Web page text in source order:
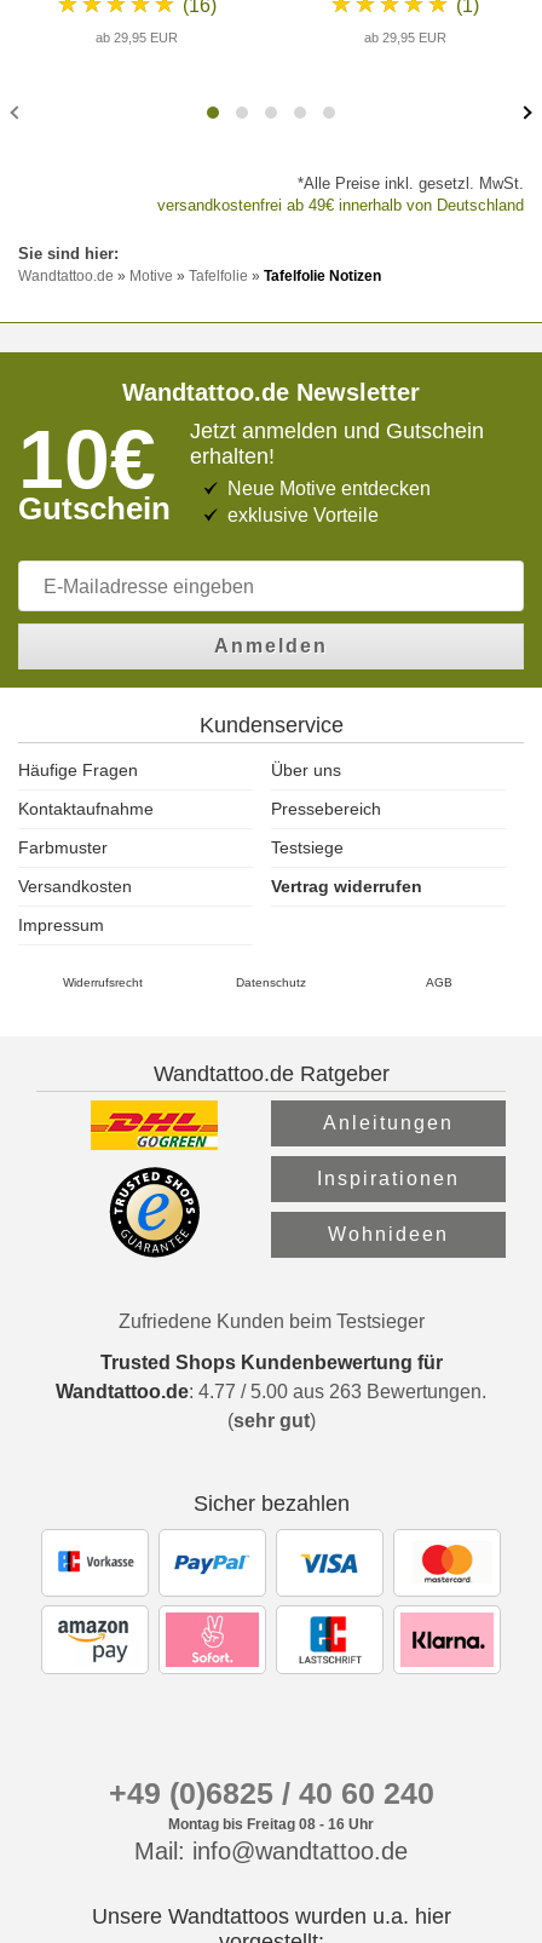
(16)
ab 29,95 EUR
(1)
ab 29,95 EUR
*Alle Preise inkl. gesetzl. MwSt.
versandkostenfrei ab 49€ innerhalb von Deutschland
Wandtattoo.de » Motive » Tafelfolie » Tafelfolie Notizen
Wandtattoo.de Newsletter
10€
Gutschein
Jetzt anmelden und Gutschein
erhalten!
Neue Motive entdecken
exklusive Vorteile
Anmelden
Kundenservice
Häufige Fragen
Über uns
Kontaktaufnahme
Pressebereich
Farbmuster
Testsiege
Versandkosten
Vertrag widerrufen
Impressum
Widerrufsrecht Datenschutz AGB
Wandtattoo.de Ratgeber
Anleitungen
Inspirationen
Wohnideen
Zufriedene Kunden beim Testsieger
Trusted Shops Kundenbewertung für
Wandtattoo.de: 4.77 / 5.00 aus 263 Bewertungen.
(sehr gut)
Sicher bezahlen
+49 (0)6825 / 40 60 240
Montag bis Freitag 08 - 16 Uhr
Mail: info@wandtattoo.de
Unsere Wandtattoos wurden u.a. hier